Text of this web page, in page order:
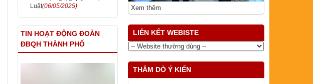
Luật(06/05/2025)
TIN HOẠT ĐỘNG ĐOÀN
ĐBQH THÀNH PHỐ
Xem thêm
LIÊN KẾT WEBISTE
THĂM DÒ Ý KIẾN